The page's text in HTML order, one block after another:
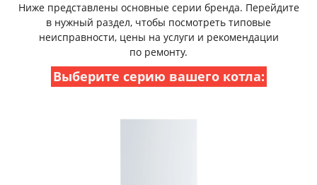
Ниже представлены основные серии бренда. Перейдите
в нужный раздел, чтобы посмотреть типовые
неисправности, цены на услуги и рекомендации
по ремонту.
Выберите серию вашего котла: